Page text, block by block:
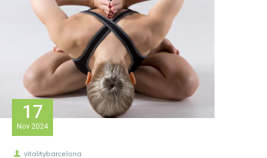
17
Nov 2024
vitalitybarcelona